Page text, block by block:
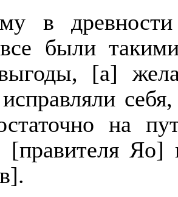
в древности
были
[а]
на
[правителя